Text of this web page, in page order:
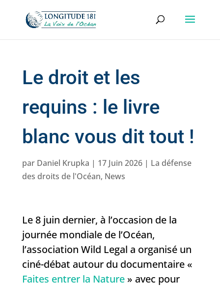
Le droit et les
requins : le livre
blanc vous dit tout !
par Daniel Krupka | 17 Juin 2026| La défense
des droits de l'Océan, News
Le 8 juin dernier, à l’occasion de la
journée mondiale de l’Océan,
l’association Wild Legal a organisé un
ciné-débat autour du documentaire «
Faites entrer la Nature» avec pour